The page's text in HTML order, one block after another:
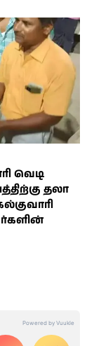
வெடி
தலா